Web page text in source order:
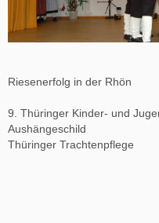
Riesenerfolg in der Rhön
9. Thüringer Kinder- und
Aushängeschild
Thüringer Trachtenpflege